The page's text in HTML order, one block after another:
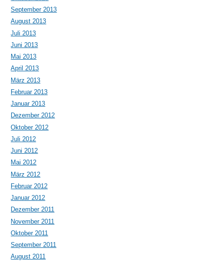
September 2013
August 2013
Juli 2013
Juni 2013
Mai 2013
April 2013
März 2013
Februar 2013
Januar 2013
Dezember 2012
Oktober 2012
Juli 2012
Juni 2012
Mai 2012
März 2012
Februar 2012
Januar 2012
Dezember 2011
November 2011
Oktober 2011
September 2011
August 2011